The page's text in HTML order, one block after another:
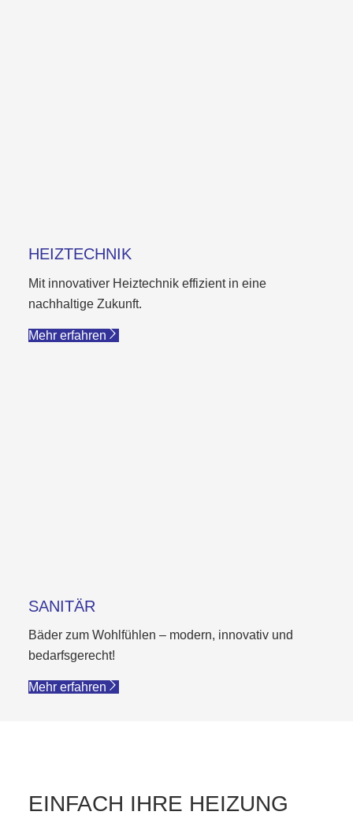
HEIZTECHNIK
Mit innovativer Heiztechnik effizient in eine
nachhaltige Zukunft.
Mehr erfahren
SANITÄR
Bäder zum Wohlfühlen – modern, innovativ und
bedarfsgerecht!
Mehr erfahren
EINFACH IHRE HEIZUNG